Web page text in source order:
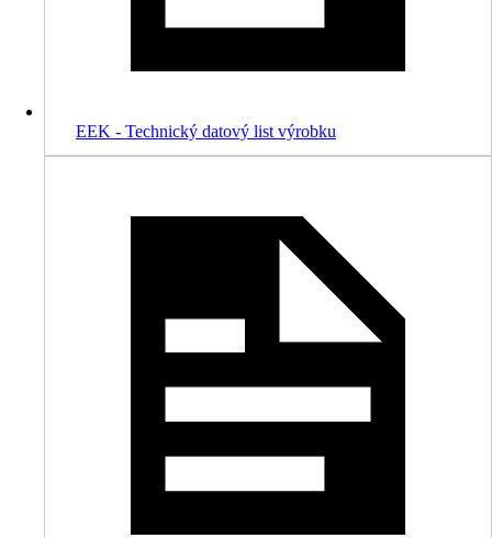
EEK - Technický datový list výrobku